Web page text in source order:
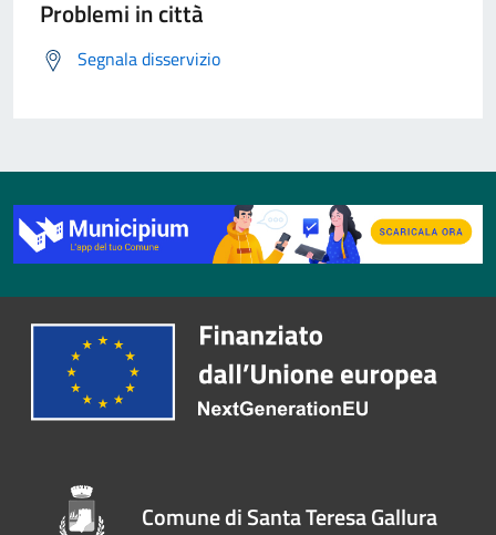
Problemi in città
Segnala disservizio
Comune di Santa Teresa Gallura